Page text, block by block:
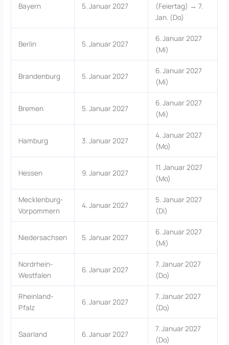
Bayern 5. Januar 2027
(Feiertag) → 7.
Jan. (Do)
Berlin 5. Januar 2027
6. Januar 2027
(Mi)
Brandenburg 5. Januar 2027
6. Januar 2027
(Mi)
Bremen 5. Januar 2027
6. Januar 2027
(Mi)
Hamburg 3. Januar 2027
4. Januar 2027
(Mo)
Hessen 9. Januar 2027
11. Januar 2027
(Mo)
Mecklenburg-
Vorpommern
4. Januar 2027
5. Januar 2027
(Di)
Niedersachsen 5. Januar 2027
6. Januar 2027
(Mi)
Nordrhein-
Westfalen
6. Januar 2027
7. Januar 2027
(Do)
Rheinland-
Pfalz
6. Januar 2027
7. Januar 2027
(Do)
Saarland 6. Januar 2027
7. Januar 2027
(Do)